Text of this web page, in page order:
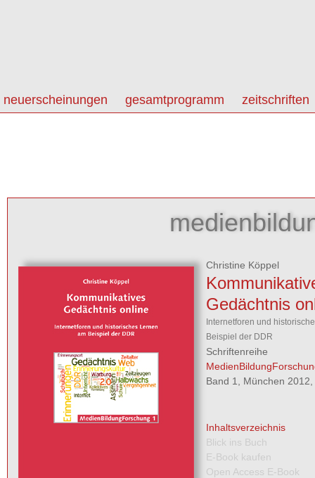
neuerscheinungen gesamtprogramm zeitschriften
Christine Köppel
Gedächtnis
Internetforen und
Beispiel der DDR
Schriftenreihe
Band 1, München
Inhaltsverzeichnis
Blick ins Buch
E-Book kaufen
Open Access E-Book